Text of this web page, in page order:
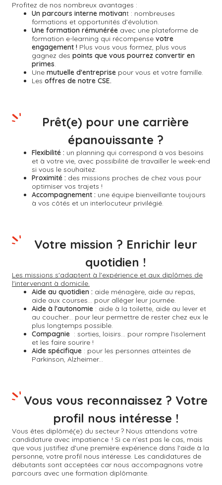
Profitez de nos nombreux avantages :
Un parcours interne motivant : nombreuses
formations et opportunités d’évolution.
Une formation rémunérée avec une plateforme de
formation e-learning qui récompense votre
engagement ! Plus vous vous formez, plus vous
gagnez des points que vous pourrez convertir en
primes.
Une mutuelle d'entreprise pour vous et votre famille.
Les offres de notre CSE.
Flexibilité : un planning qui correspond à vos besoins
et à votre vie, avec possibilité de travailler le week-end
si vous le souhaitez.
Proximité : des missions proches de chez vous pour
optimiser vos trajets !
Accompagnement : une équipe bienveillante toujours
à vos côtés et un interlocuteur privilégié.
Prêt(e) pour une carrière
épanouissante ?
Les missions s'adaptent à l'expérience et aux diplômes de
l'intervenant à domicile.
Aide au quotidien : aide ménagère, aide au repas,
aide aux courses... pour alléger leur journée.
Aide à l'autonomie : aide à la toilette, aide au lever et
au coucher... pour leur permettre de rester chez eux le
plus longtemps possible.
Compagnie : sorties, loisirs... pour rompre l'isolement
et les faire sourire !
Aide spécifique : pour les personnes atteintes de
Parkinson, Alzheimer...
Votre mission ? Enrichir leur
quotidien !
Vous êtes diplômé(e) du secteur ? Nous attendons votre
candidature avec impatience ! Si ce n'est pas le cas, mais
que vous justifiez d'une première expérience dans l'aide à la
personne, votre profil nous intéresse. Les candidatures de
débutants sont acceptées car nous accompagnons votre
parcours avec une formation diplômante.
Vous vous reconnaissez ? Votre
profil nous intéresse !